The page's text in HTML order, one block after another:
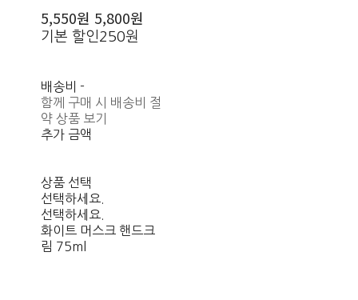
5,550원 5,800원
기본 할인250원
배송비 -
함께 구매 시 배송비 절
약 상품 보기
추가 금액
상품 선택
선택하세요.
선택하세요.
화이트 머스크 핸드크
림 75ml